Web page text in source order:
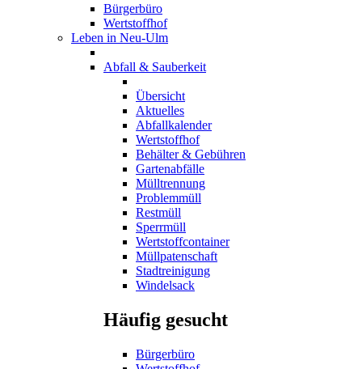
Bürgerbüro
Wertstoffhof
Leben in Neu-Ulm
Abfall & Sauberkeit
Übersicht
Aktuelles
Abfallkalender
Wertstoffhof
Behälter & Gebühren
Gartenabfälle
Mülltrennung
Problemmüll
Restmüll
Sperrmüll
Wertstoffcontainer
Müllpatenschaft
Stadtreinigung
Windelsack
Häufig gesucht
Bürgerbüro